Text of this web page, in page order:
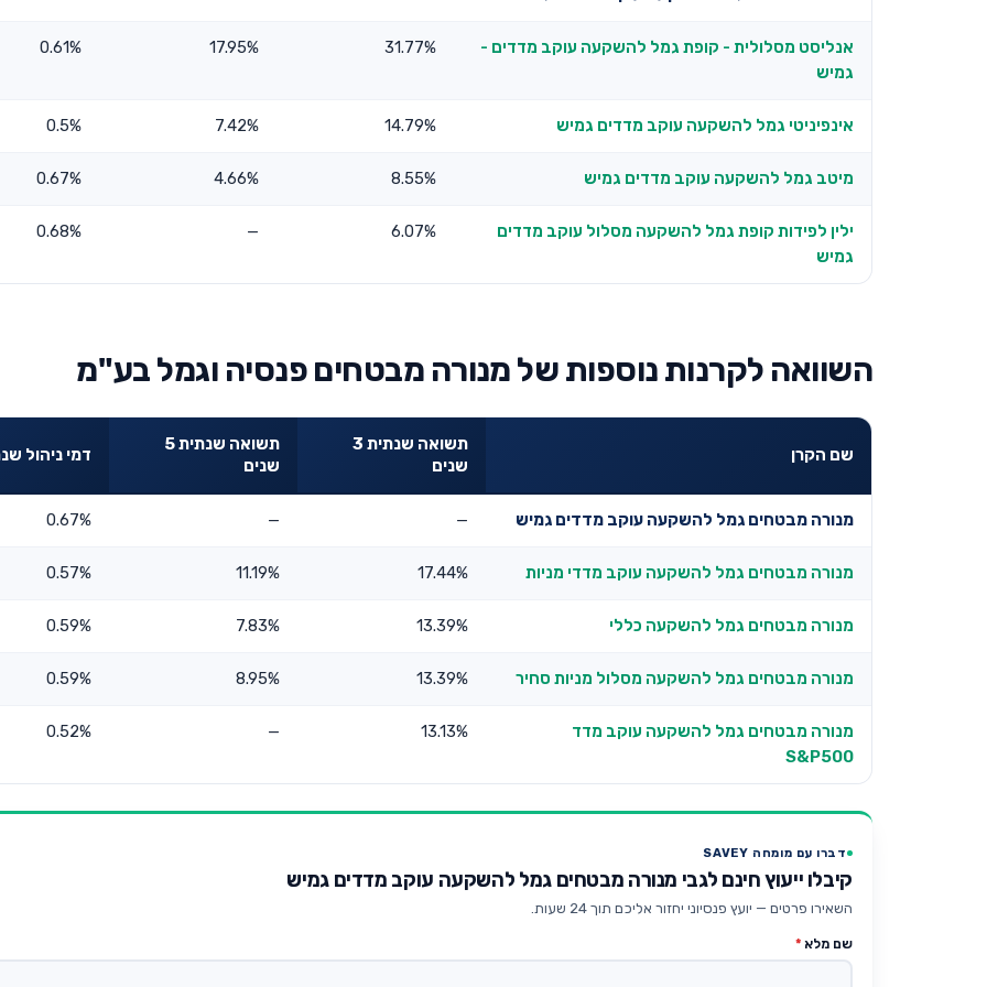
אנליסט מסלולית - קופת גמל להשקעה עוקב מדדים -
גמיש
31.77%
17.95%
0.61%
אינפיניטי גמל להשקעה עוקב מדדים גמיש 14.79%
7.42%
0.5%
מיטב גמל להשקעה עוקב מדדים גמיש 8.55%
4.66%
0.67%
ילין לפידות קופת גמל להשקעה מסלול עוקב מדדים
גמיש
6.07%
—
0.68%
השוואה לקרנות נוספות של מנורה מבטחים פנסיה וגמל בע"מ
שם הקרן
תשואה שנתית 3
שנים
תשואה שנתית 5
שנים
דמי ניהול
מנורה מבטחים גמל להשקעה עוקב מדדים גמיש —
—
0.67%
מנורה מבטחים גמל להשקעה עוקב מדדי מניות 17.44%
11.19%
0.57%
מנורה מבטחים גמל להשקעה כללי 13.39%
7.83%
0.59%
מנורה מבטחים גמל להשקעה מסלול מניות סחיר 13.39%
8.95%
0.59%
מנורה מבטחים גמל להשקעה עוקב מדד
S&P500
13.13%
—
0.52%
דברו עם מומחה SAVEY
קיבלו ייעוץ חינם לגבי מנורה מבטחים גמל להשקעה עוקב מדדים גמיש
השאירו פרטים — יועץ פנסיוני יחזור אליכם תוך 24 שעות.
שם מלא *